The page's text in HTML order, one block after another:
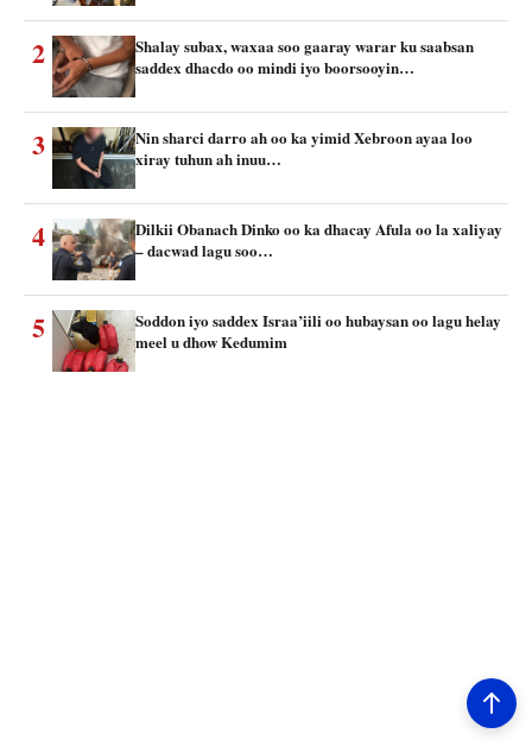
2
Shalay subax, waxaa soo gaaray warar ku saabsan
saddex dhacdo oo mindi iyo boorsooyin…
3
Nin sharci darro ah oo ka yimid Xebroon ayaa loo
xiray tuhun ah inuu…
4
Dilkii Obanach Dinko oo ka dhacay Afula oo la xaliyay
– dacwad lagu soo…
5
Soddon iyo saddex Israa’iili oo hubaysan oo lagu helay
meel u dhow Kedumim